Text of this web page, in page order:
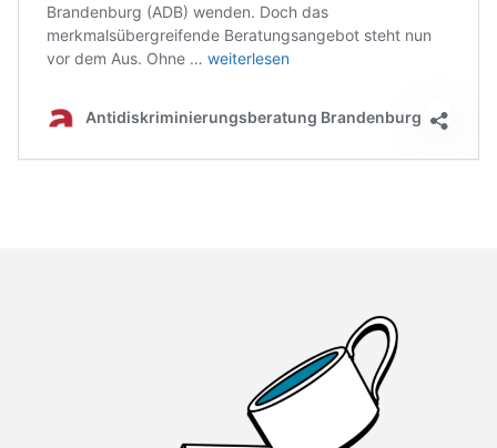
Brandenburg (ADB) wenden. Doch das
merkmalsübergreifende Beratungsangebot steht nun
vor dem Aus. Ohne … Petition: Brandenburg muss die Antidiskriminierungsberatung retten!
weiterlesen
Antidiskriminierungsberatung Brandenburg